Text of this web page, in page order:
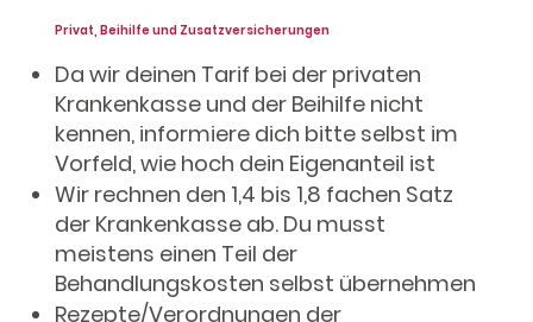
Privat, Beihilfe und Zusatzversicherungen
Da wir deinen Tarif bei der privaten
Krankenkasse und der Beihilfe nicht
kennen, informiere dich bitte selbst im
Vorfeld, wie hoch dein Eigenanteil ist
Wir rechnen den 1,4 bis 1,8 fachen Satz
der Krankenkasse ab. Du musst
meistens einen Teil der
Behandlungskosten selbst übernehmen
Rezepte/Verordnungen der